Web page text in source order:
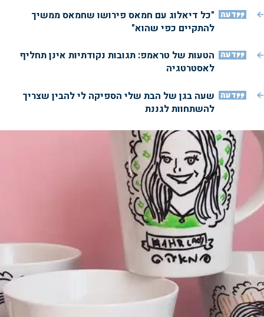
דעה "כל דיאלוג עם חמאס פירושו שחמאס ממשיך
להתקיים כפי שהוא"
דעה הטעות של טראמפ: תגובות נקודתיות אינן תחליף
לאסטרטגיה
דעה שעה בגן של הבת שלי הספיקה לי להבין שצריך
להשתחוות לגננת